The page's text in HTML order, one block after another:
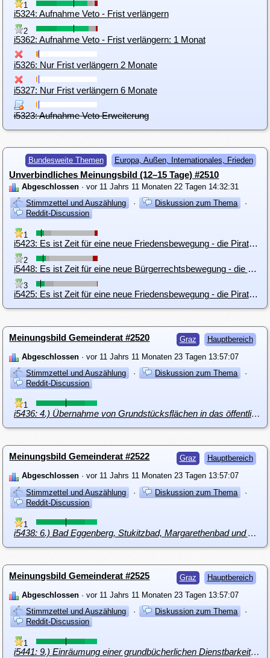
1
i5324: Aufnahme Veto - Frist verlängern
2
i5362: Aufnahme Veto - Frist verlängern: 1 Monat
i5326: Nur Frist verlängern 2 Monate
i5327: Nur Frist verlängern 6 Monate
i5323: Aufnahme Veto Erweiterung
Bundesweite Themen Europa, Außen, Internationales, Frieden
Unverbindliches Meinungsbild (12–15 Tage) #2510
Abgeschlossen · vor 11 Jahrs 11 Monaten 22 Tagen 14:32:31
Stimmzettel und Auszählung
· Diskussion zum Thema
·
Reddit-Discussion
1
i5423: Es ist Zeit für eine neue Friedensbewegung - die Piraten sollten sich an die Spitze der Bewegung stellen
2
i5448: Es ist Zeit für eine neue Bürgerrechtsbewegung - die Piraten sollten die Chance wahrnehmen!
3
i5425: Es ist Zeit für eine neue Friedensbewegung - die Piratenpartei sollte ihren Beitrag dazu leisten
Graz Hauptbereich
Meinungsbild Gemeinderat #2520
Abgeschlossen · vor 11 Jahrs 11 Monaten 23 Tagen 13:57:07
Stimmzettel und Auszählung
· Diskussion zum Thema
·
Reddit-Discussion
1
i5436: 4.) Übernahme von Grundstücksflächen in das öffentliche Gut
Graz Hauptbereich
Meinungsbild Gemeinderat #2522
Abgeschlossen · vor 11 Jahrs 11 Monaten 23 Tagen 13:57:07
Stimmzettel und Auszählung
· Diskussion zum Thema
·
Reddit-Discussion
1
i5438: 6.) Bad Eggenberg, Stukitzbad, Margarethenbad und Augartenbad Pachtverträge
Graz Hauptbereich
Meinungsbild Gemeinderat #2525
Abgeschlossen · vor 11 Jahrs 11 Monaten 23 Tagen 13:57:07
Stimmzettel und Auszählung
· Diskussion zum Thema
·
Reddit-Discussion
1
i5441: 9.) Einräumung einer grundbücherlichen Dienstbarkeit des Gehens und Fahrens